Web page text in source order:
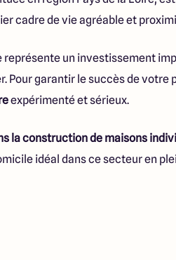
cadre de vie agréable et
un investissement
Pour garantir le succès de votre
expérimenté et sérieux.
la construction de maisons
idéal dans ce secteur en